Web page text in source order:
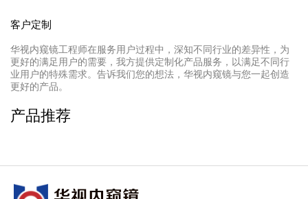
客户定制
华视内窥镜工程师在服务用户过程中，深知不同行业的差异性，为
更好的满足用户的需要，我方提供定制化产品服务，以满足不同行
业用户的特殊需求。告诉我们您的想法，华视内窥镜与您一起创造
更好的产品。
产品推荐